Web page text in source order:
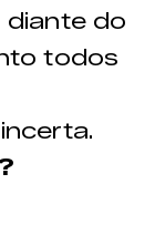
do
todos